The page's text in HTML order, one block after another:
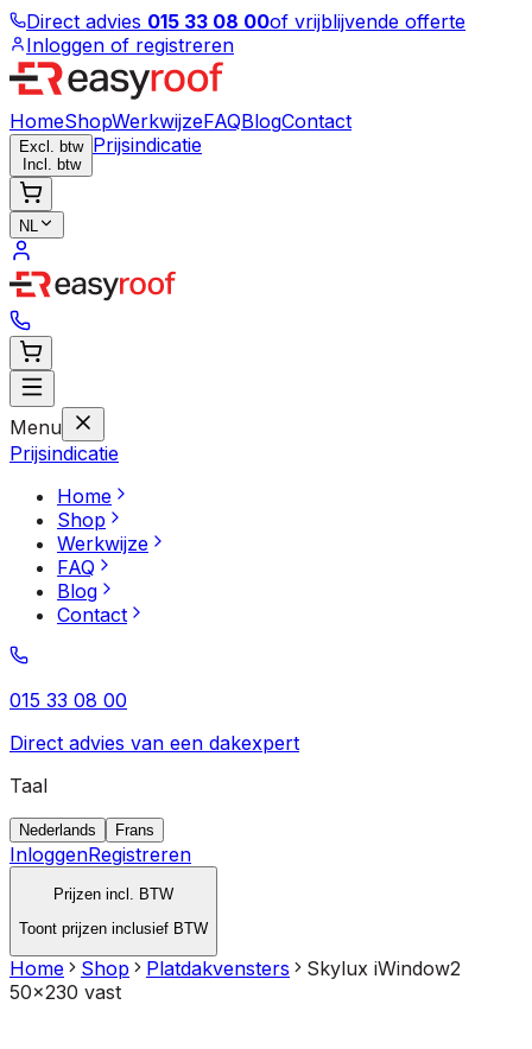
Direct advies 015 33 08 00of vrijblijvende offerte
Inloggen of registreren
HomeShopWerkwijzeFAQBlogContact
Excl. btw
Incl. btw
Prijsindicatie
NL
Menu
Prijsindicatie
Home
Shop
Werkwijze
FAQ
Blog
Contact
015 33 08 00
Direct advies van een dakexpert
Taal
Nederlands Frans
InloggenRegistreren
Prijzen incl. BTW
Toont prijzen inclusief BTW
Home Shop Platdakvensters
Skylux iWindow2
50x230 vast